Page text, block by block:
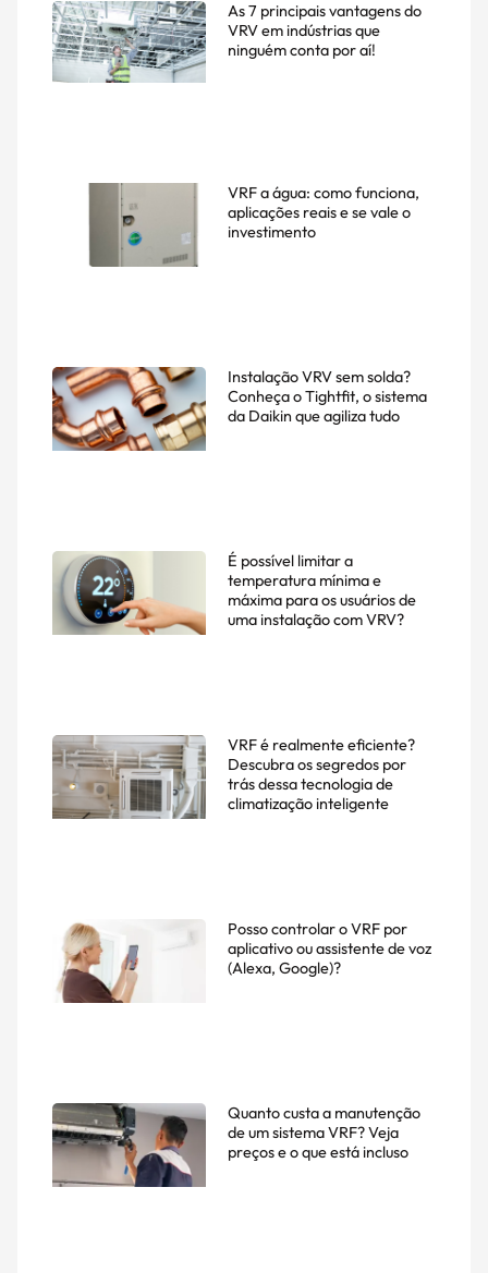
As 7 principais vantagens do
VRV em indústrias que
ninguém conta por aí!
VRF a água: como funciona,
aplicações reais e se vale o
investimento
Instalação VRV sem solda?
Conheça o Tightfit, o sistema
da Daikin que agiliza tudo
É possível limitar a
temperatura mínima e
máxima para os usuários de
uma instalação com VRV?
VRF é realmente eficiente?
Descubra os segredos por
trás dessa tecnologia de
climatização inteligente
Posso controlar o VRF por
aplicativo ou assistente de voz
(Alexa, Google)?
Quanto custa a manutenção
de um sistema VRF? Veja
preços e o que está incluso